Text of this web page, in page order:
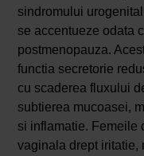
sindromului
se accentueze odata
postmenopauza.
functia secretorie
cu scaderea fluxului
subtierea mucoasei,
si inflamatie. Femeile
vaginala drept iritatie,